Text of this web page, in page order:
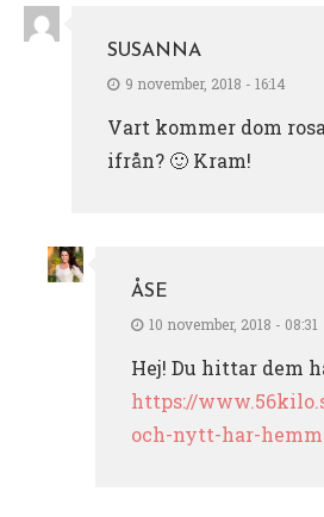
SUSANNA
9 november, 2018 - 16:14
Vart kommer dom
ifrån? 🙂 Kram!
ÅSE
10 november, 2018 - 08:31
Hej! Du hittar dem
https://
och-nytt-har-